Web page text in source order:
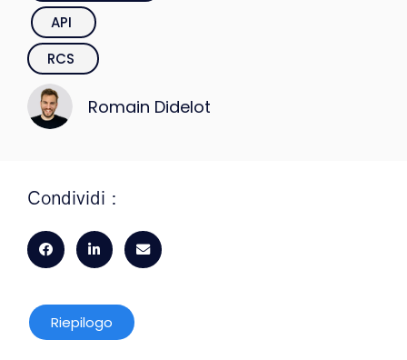
API
RCS
Romain Didelot
Condividi :
Riepilogo